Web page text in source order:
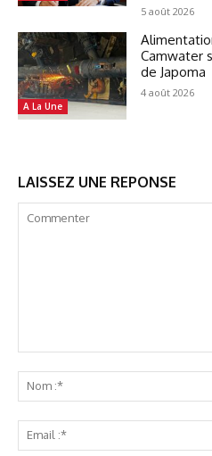
5 août 2026
A La Une
Camwater
de Japoma
4 août 2026
LAISSEZ UNE REPONSE